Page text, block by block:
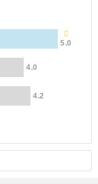
5.0
4.0
4.2